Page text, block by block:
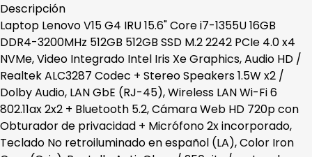
Descripción
Laptop Lenovo V15 G4 IRU 15.6" Core i7-1355U 16GB
DDR4-3200MHz 512GB 512GB SSD M.2 2242 PCIe 4.0 x4
NVMe, Video Integrado Intel Iris Xe Graphics, Audio HD /
Realtek ALC3287 Codec + Stereo Speakers 1.5W x2 /
Dolby Audio, LAN GbE (RJ-45), Wireless LAN Wi-Fi 6
802.11ax 2x2 + Bluetooth 5.2, Cámara Web HD 720p con
Obturador de privacidad + Micrófono 2x incorporado,
Teclado No retroiluminado en español (LA), Color Iron